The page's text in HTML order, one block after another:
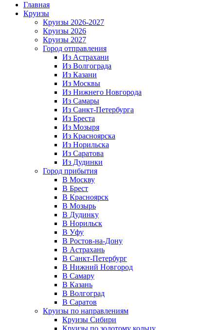
Главная
Круизы
Круизы 2026-2027
Круизы 2026
Круизы 2027
Город отправления
Из Астрахани
Из Волгограда
Из Казани
Из Москвы
Из Нижнего Новгорода
Из Самары
Из Санкт-Петербурга
Из Бреста
Из Мозыря
Из Красноярска
Из Норильска
Из Саратова
Из Дудинки
Город прибытия
В Москву
В Брест
В Красноярск
В Мозырь
В Дудинку
В Норильск
В Уфу
В Ростов-на-Дону
В Астрахань
В Санкт-Петербург
В Нижний Новгород
В Самару
В Казань
В Волгоград
В Саратов
Круизы по направлениям
Круизы Сибири
Круизы по золотому кольцу